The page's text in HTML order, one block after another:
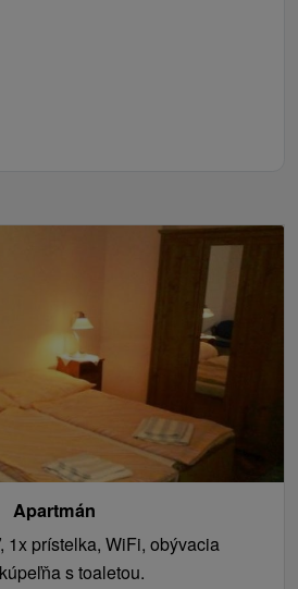
Apartmán
1x prístelka, WiFi, obývacia
s toaletou.